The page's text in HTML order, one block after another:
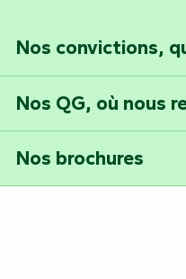
Nos convictions,
Nos QG, où nous
Nos brochures